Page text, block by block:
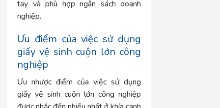
tay và phù hợp ngân sách doanh
nghiệp.
Ưu điểm của việc sử dụng
giấy vệ sinh cuộn lớn công
nghiệp
Ưu nhược điểm của việc sử dụng
giấy vệ sinh cuộn lớn công nghiệp